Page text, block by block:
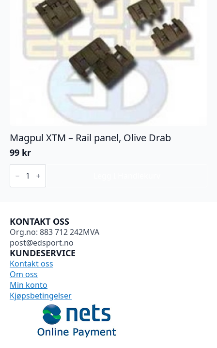
Magpul XTM – Rail panel, Olive Drab
99 kr
Magpul
XTM
Rail
antall
KONTAKT OSS
Org.no: 883 712 242MVA
post@edsport.no
KUNDESERVICE
Kontakt oss
Om oss
Min konto
Kjøpsbetingelser